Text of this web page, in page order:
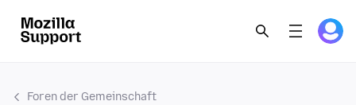
Foren der Gemeinschaft